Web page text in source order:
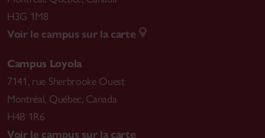
H3G 1M8
Voir le campus sur la carte
Campus Loyola
7141, rue Sherbrooke Ouest
Montréal, Québec, Canada
H4B 1R6
Voir le campus sur la carte